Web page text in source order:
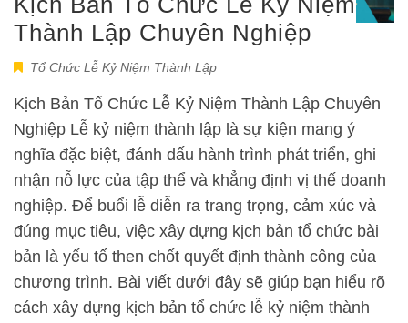
Thành Lập Chuyên Nghiệp
Tổ Chức Lễ Kỷ Niệm Thành Lập
Kịch Bản Tổ Chức Lễ Kỷ Niệm Thành Lập Chuyên
Nghiệp Lễ kỷ niệm thành lập là sự kiện mang ý
nghĩa đặc biệt, đánh dấu hành trình phát triển, ghi
nhận nỗ lực của tập thể và khẳng định vị thế doanh
nghiệp. Để buổi lễ diễn ra trang trọng, cảm xúc và
đúng mục tiêu, việc xây dựng kịch bản tổ chức bài
bản là yếu tố then chốt quyết định thành công của
chương trình. Bài viết dưới đây sẽ giúp bạn hiểu rõ
cách xây dựng kịch bản tổ chức lễ kỷ niệm thành